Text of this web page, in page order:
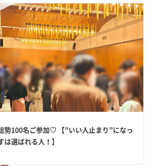
勢100名ご参加♡ 【”いい人止まり”になっ
選ばれる人！】